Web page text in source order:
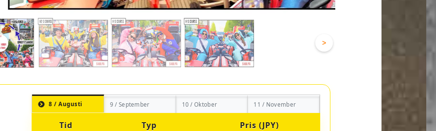
>
8 / Augusti 9 / September 10 / Oktober 11 / November
Tid Typ Pris (JPY)